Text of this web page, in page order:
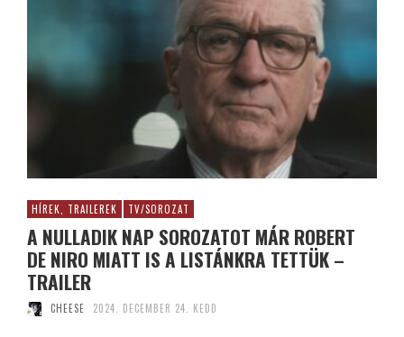
HÍREK, TRAILEREK TV/SOROZAT
A NULLADIK NAP SOROZATOT MÁR ROBERT
DE NIRO MIATT IS A LISTÁNKRA TETTÜK –
TRAILER
CHEESE 2024. DECEMBER 24. KEDD